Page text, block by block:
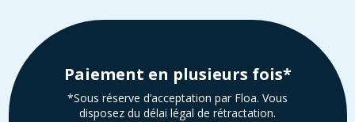
Paiement en plusieurs fois*
*Sous réserve d’acceptation par Floa. Vous
disposez du délai légal de rétractation.